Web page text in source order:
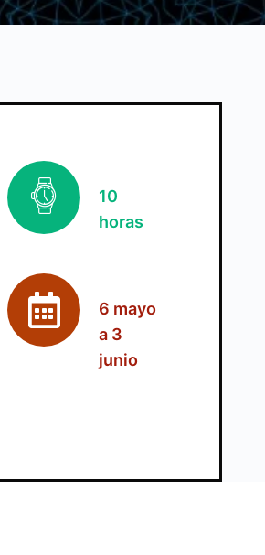
10
horas
6 mayo
a 3
junio